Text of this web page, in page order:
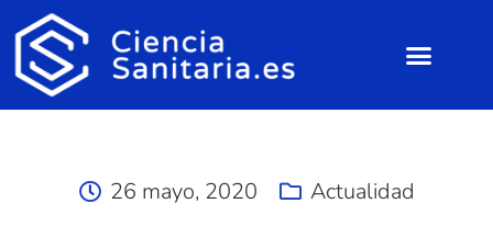
26 mayo, 2020 Actualidad